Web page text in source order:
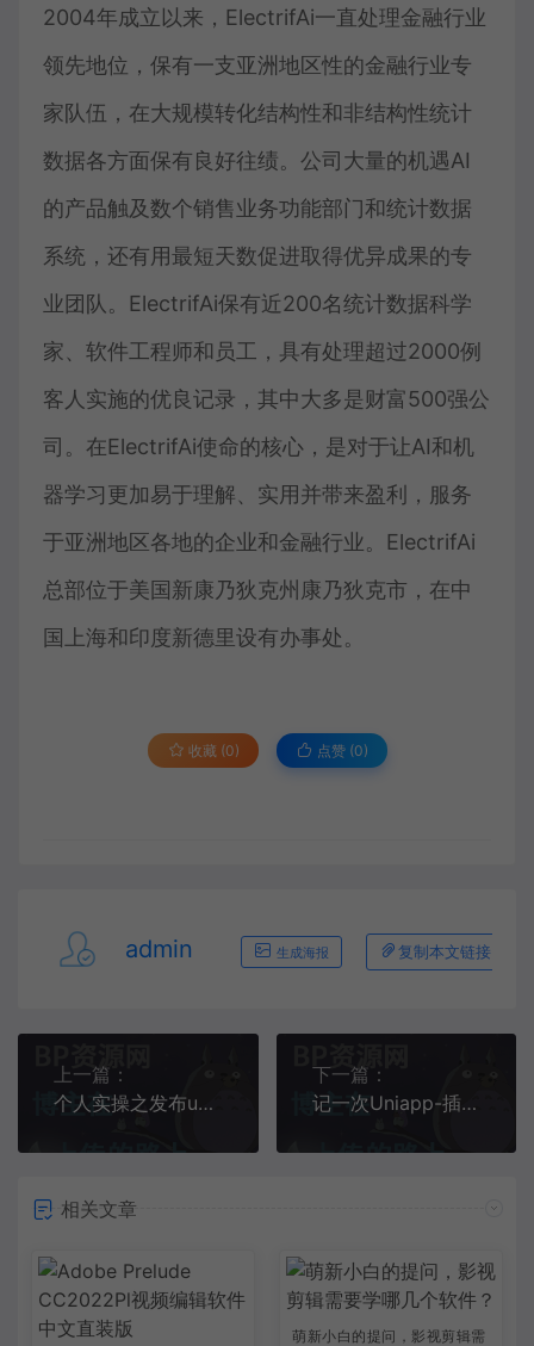
2004年成立以来，ElectrifAi一直处理金融行业
领先地位，保有一支亚洲地区性的金融行业专
家队伍，在大规模转化结构性和非结构性统计
数据各方面保有良好往绩。公司大量的机遇AI
的产品触及数个销售业务功能部门和统计数据
系统，还有用最短天数促进取得优异成果的专
业团队。ElectrifAi保有近200名统计数据科学
家、软件工程师和员工，具有处理超过2000例
客人实施的优良记录，其中大多是财富500强公
司。在ElectrifAi使命的核心，是对于让AI和机
器学习更加易于理解、实用并带来盈利，服务
于亚洲地区各地的企业和金融行业。ElectrifAi
总部位于美国新康乃狄克州康乃狄克市，在中
国上海和印度新德里设有办事处。
收藏 (0) 点赞 (0)
admin 生成海报 复制本文链接
上一篇：
个人实操之发布uniapp（包括原生app，H5,小程序）【uniapp 专题 02】
下一篇：
记一次Uniapp-插件学习之旅
相关文章
萌新小白的提问，影视剪辑需